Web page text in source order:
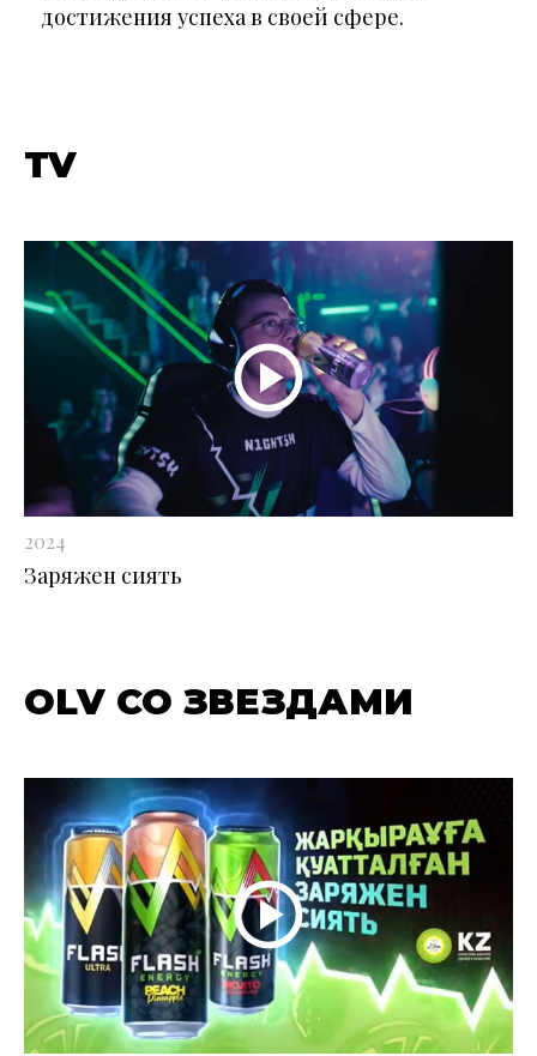
достижения успеха в своей сфере.
TV
2024
Заряжен сиять
OLV СО ЗВЕЗДАМИ